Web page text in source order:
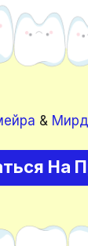
&
На